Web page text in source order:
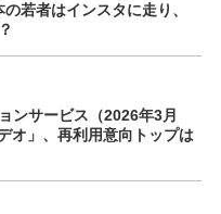
若者はインスタに走り、
ンサービス（2026年3月
」、再利用意向トップは